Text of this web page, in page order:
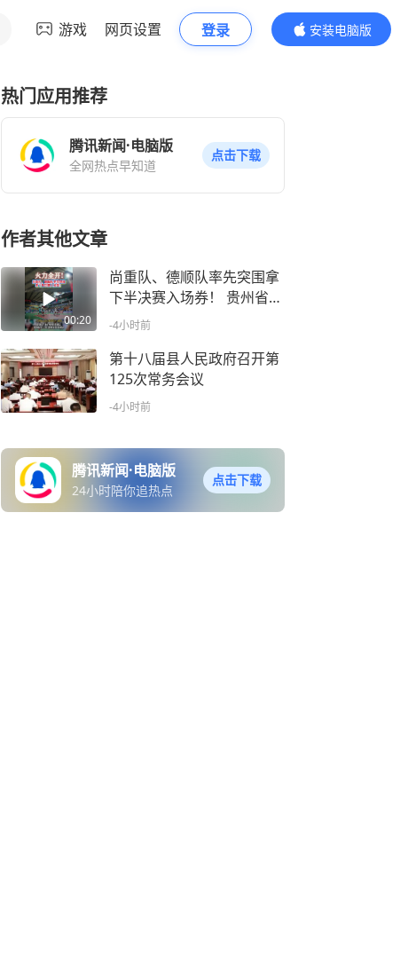
游戏 网页设置 登录
安装电脑版
内容更精彩
热门应用推荐
腾讯新闻·电脑版
全网热点早知道
点击下载
作者其他文章
00:20
尚重队、德顺队率先突围拿
下半决赛入场券！ 贵州省第
五届“美丽乡村”篮球联赛黎
县首届“志博教育杯”篮球赛
乡镇男子组八强对决火热开
打！八支队伍激烈角逐四强
-4小时前
第十八届县人民政府召开第
125次常务会议
-4小时前
腾讯新闻·电脑版
24小时陪你追热点
点击下载